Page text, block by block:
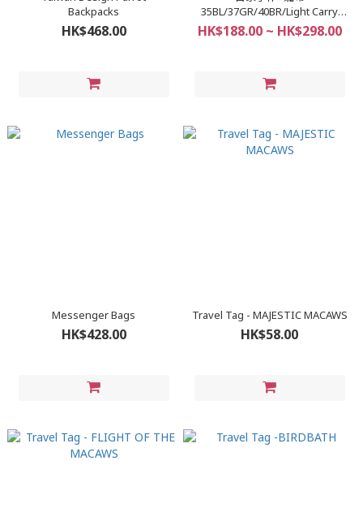
Backpacks
HK$468.00
35BL/37GR/40BR/Light Carry
S/Skip Carry M
HK$188.00 ~ HK$298.00
Messenger Bags
HK$428.00
Travel Tag - MAJESTIC MACAWS
HK$58.00